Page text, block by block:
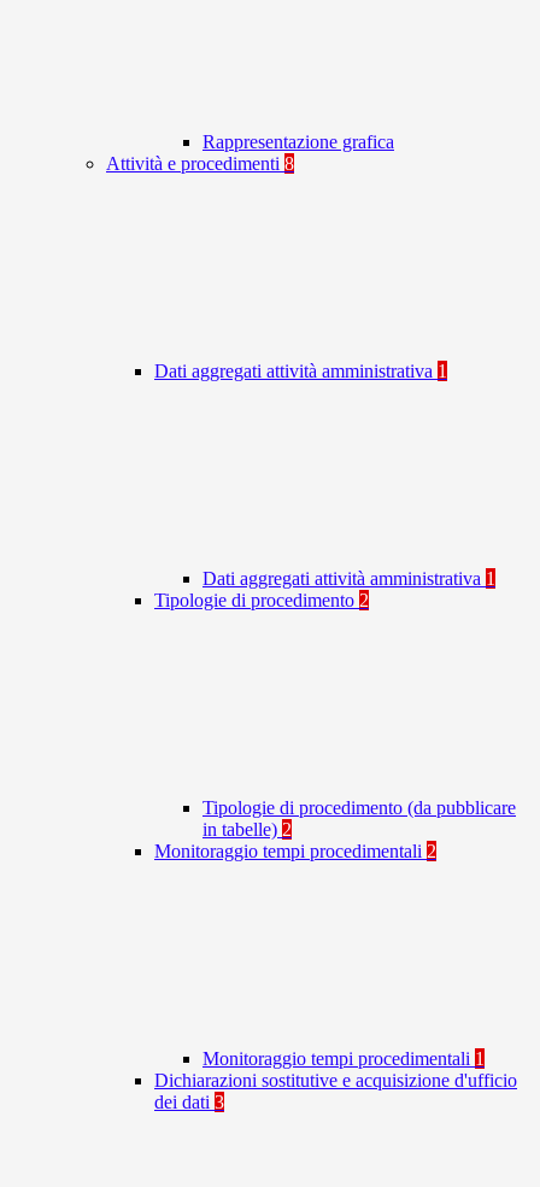
Rappresentazione grafica
Attività e procedimenti 8
Dati aggregati attività amministrativa 1
Dati aggregati attività amministrativa 1
Tipologie di procedimento 2
Tipologie di procedimento (da pubblicare
in tabelle) 2
Monitoraggio tempi procedimentali 2
Monitoraggio tempi procedimentali 1
Dichiarazioni sostitutive e acquisizione d'ufficio
dei dati 3